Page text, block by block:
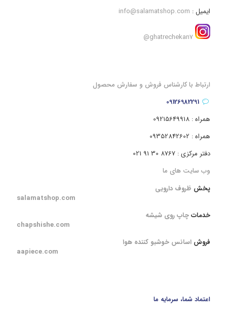
ایمیل : info@salamatshop.com
ghatrechekan7@
ارتباط با کارشناس فروش و سفارش محصول
09126982291
همراه : 09215649918
همراه : 09352842602
دفتر مرکزی : 8767 30 91 021
وب سایت های ما
پخش ظروف دارویی
salamatshop.com
خدماتچاپ روی شیشه
chapshishe.com
فروش اسانس خوشبو کننده هوا
aapiece.com
اعتماد شما، سرمایه ما